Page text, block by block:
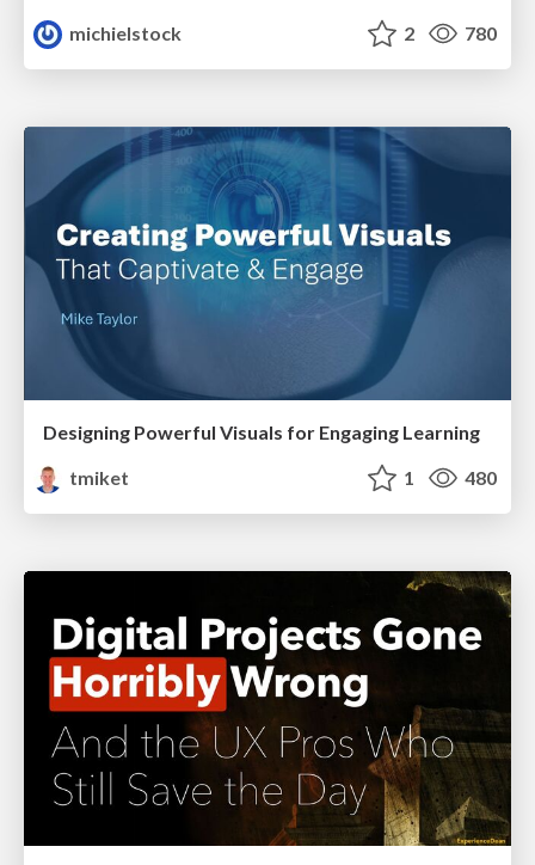
michielstock
2 780
Designing Powerful Visuals for Engaging Learning
tmiket
1 480